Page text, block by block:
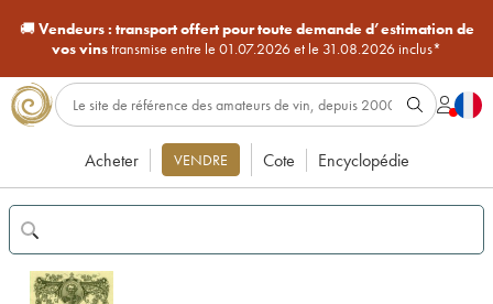
🚚Vendeurs : transport offert pour toute demande d’estimation de
vos vinstransmise entre le 01.07.2026 et le 31.08.2026 inclus*
Acheter VENDRE Cote Encyclopédie